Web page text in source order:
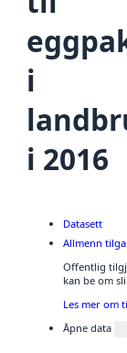
i
i 2016
Datasett
Allmenn
Offentlig
kan be om
Les mer om
Åpne data